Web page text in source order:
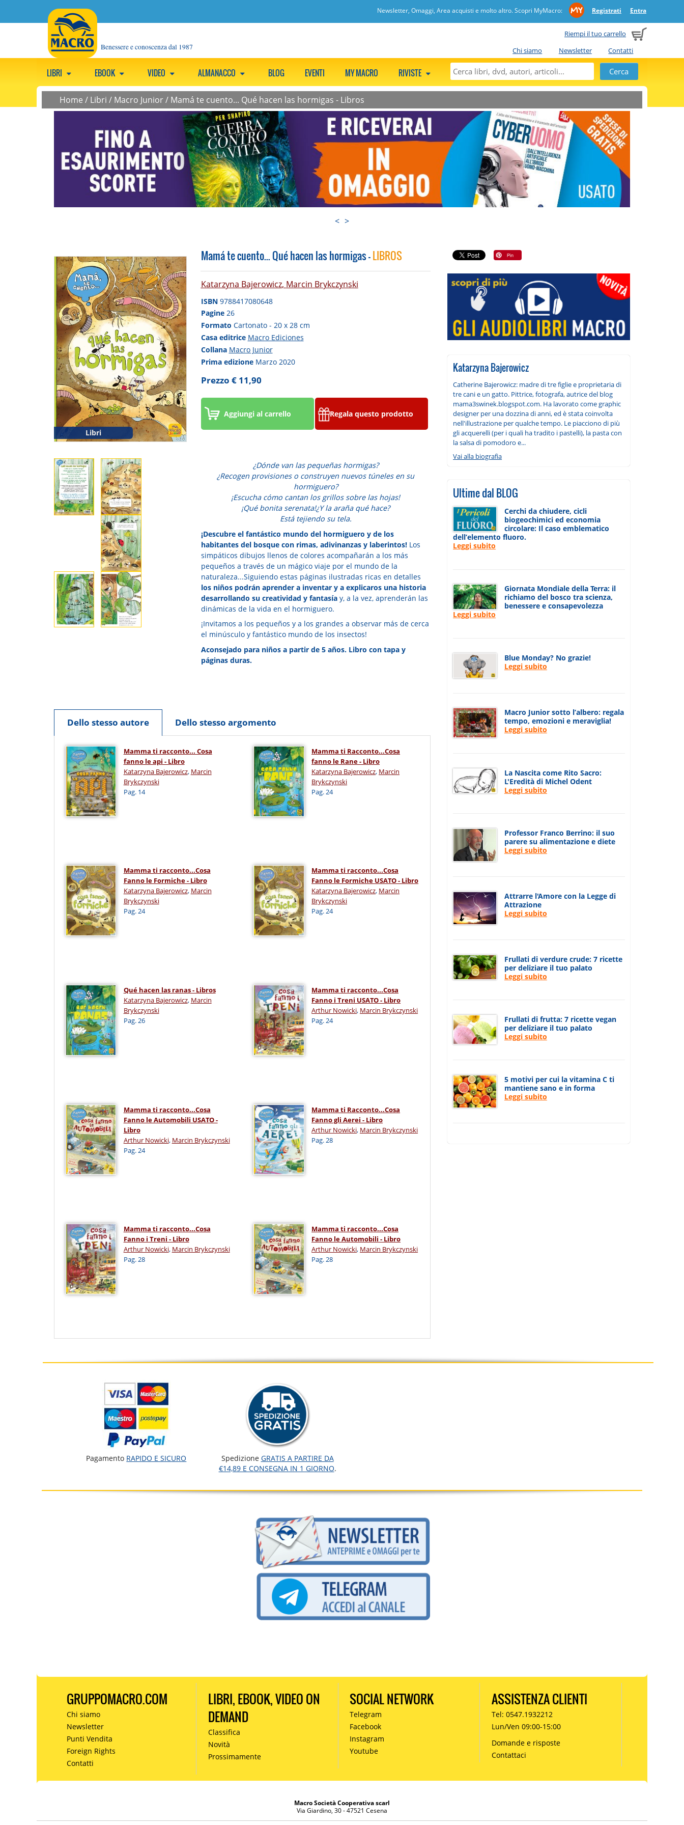
Newsletter, Omaggi, Area acquisti e molto altro. Scopri MyMacro: Registrati Entra
Riempi il tuo carrello
Chi siamo
Newsletter Contatti
Benessere e conoscenza dal 1987
LIBRI EBOOK VIDEO ALMANACCO BLOG EVENTI MY MACRO RIVISTE
Home / Libri / Macro Junior/ Mamá te cuento... Qué hacen las hormigas - Libros
< >
Libri
Mamá te cuento... Qué hacen las hormigas -LIBROS
Katarzyna Bajerowicz, Marcin Brykczynski
ISBN 9788417080648
Pagine 26
Formato Cartonato - 20 x 28 cm
Casa editrice Macro Ediciones
Collana Macro Junior
Prima edizione Marzo 2020
Prezzo € 11,90
Aggiungi al carrello Regala questo prodotto
¿Dónde van las pequeñas hormigas?
¿Recogen provisiones o construyen nuevos túneles en su
hormiguero?
¡Escucha cómo cantan los grillos sobre las hojas!
¡Qué bonita serenata!¿Y la araña qué hace?
Está tejiendo su tela.
¡Descubre el fantástico mundo del hormiguero y de los
habitantes del bosque con rimas, adivinanzas y laberintos!Los
simpáticos dibujos llenos de colores acompañarán a los más
pequeños a través de un mágico viaje por el mundo de la
naturaleza...Siguiendo estas páginas ilustradas ricas en detalles
los niños podrán aprender a inventar y a explicaros una historia
desarrollando su creatividad y fantasíay, a la vez, aprenderán las
dinámicas de la vida en el hormiguero.
¡Invitamos a los pequeños y a los grandes a observar más de cerca
el minúsculo y fantástico mundo de los insectos!
Aconsejado para niños a partir de 5 años. Libro con tapa y
páginas duras.
Dello stesso autore Dello stesso argomento
Mamma ti racconto... Cosa
fanno le api - Libro
Katarzyna Bajerowicz, Marcin
Brykczynski
Pag. 14
Mamma ti Racconto...Cosa
fanno le Rane - Libro
Katarzyna Bajerowicz, Marcin
Brykczynski
Pag. 24
Mamma ti racconto...Cosa
Fanno le Formiche - Libro
Katarzyna Bajerowicz, Marcin
Brykczynski
Pag. 24
Mamma ti racconto...Cosa
Fanno le Formiche USATO - Libro
Katarzyna Bajerowicz, Marcin
Brykczynski
Pag. 24
Qué hacen las ranas - Libros
Katarzyna Bajerowicz, Marcin
Brykczynski
Pag. 26
Mamma ti racconto...Cosa
Fanno i Treni USATO - Libro
Arthur Nowicki, Marcin Brykczynski
Pag. 24
Mamma ti racconto...Cosa
Fanno le Automobili USATO -
Libro
Arthur Nowicki, Marcin Brykczynski
Pag. 24
Mamma ti Racconto...Cosa
Fanno gli Aerei - Libro
Arthur Nowicki, Marcin Brykczynski
Pag. 28
Mamma ti racconto...Cosa
Fanno i Treni - Libro
Arthur Nowicki, Marcin Brykczynski
Pag. 28
Mamma ti racconto...Cosa
Fanno le Automobili - Libro
Arthur Nowicki, Marcin Brykczynski
Pag. 28
Katarzyna Bajerowicz
Catherine Bajerowicz: madre di tre figlie e proprietaria di
tre cani e un gatto. Pittrice, fotografa, autrice del blog
mama3swinek.blogspot.com. Ha lavorato come graphic
designer per una dozzina di anni, ed è stata coinvolta
nell'illustrazione per qualche tempo. Le piacciono di più
gli acquerelli (per i quali ha tradito i pastelli), la pasta con
la salsa di pomodoro e...
Vai alla biografia
Ultime dal BLOG
Cerchi da chiudere, cicli
biogeochimici ed economia
circolare: Il caso emblematico
dell’elemento fluoro.
Leggi subito
Giornata Mondiale della Terra: il
richiamo del bosco tra scienza,
benessere e consapevolezza
Leggi subito
Blue Monday? No grazie!
Leggi subito
Macro Junior sotto l’albero: regala
tempo, emozioni e meraviglia!
Leggi subito
La Nascita come Rito Sacro:
L'Eredità di Michel Odent
Leggi subito
Professor Franco Berrino: il suo
parere su alimentazione e diete
Leggi subito
Attrarre l'Amore con la Legge di
Attrazione
Leggi subito
Frullati di verdure crude: 7 ricette
per deliziare il tuo palato
Leggi subito
Frullati di frutta: 7 ricette vegan
per deliziare il tuo palato
Leggi subito
5 motivi per cui la vitamina C ti
mantiene sano e in forma
Leggi subito
Pagamento RAPIDO E SICURO Spedizione GRATIS A PARTIRE DA
€14,89 E CONSEGNA IN 1 GIORNO.
GRUPPOMACRO.COM
Chi siamo
Newsletter
Punti Vendita
Foreign Rights
Contatti
LIBRI, EBOOK, VIDEO ON
DEMAND
Classifica
Novità
Prossimamente
SOCIAL NETWORK
Telegram
Facebook
Instagram
Youtube
ASSISTENZA CLIENTI
Tel: 0547.1932212
Lun/Ven 09:00-15:00
Domande e risposte
Contattaci
Macro Società Cooperativa scarl
Via Giardino, 30 - 47521 Cesena